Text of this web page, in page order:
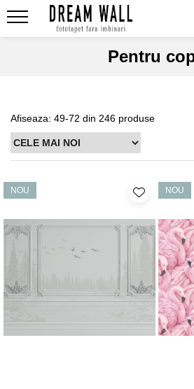
Arhitectura
Fluid Art
Forme Geometrice
Fototapet 3D
Frunze
Pentru copii
Watercolor
Pentru
Afiseaza: 49-72 din 246 produse
NOU NOU